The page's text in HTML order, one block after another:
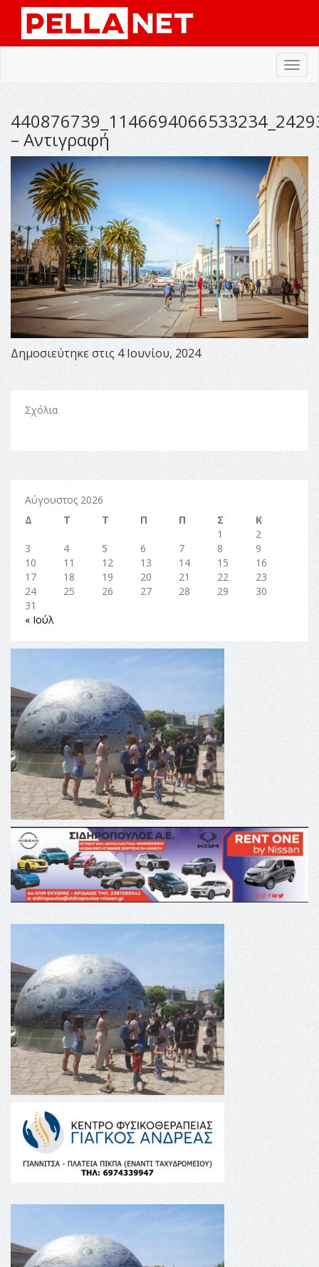
– Αντιγραφή
Δημοσιεύτηκε στις 4 Ιουνίου, 2024
Σχόλια
Αύγουστος 2026
Δ
Τ Τ Π Π Σ
Κ
1
2
3
4 5 6 7 8
9
10
11 12 13 14 15
16
17
18 19 20 21 22
23
24
25 26 27 28 29
30
31
« Ιούλ